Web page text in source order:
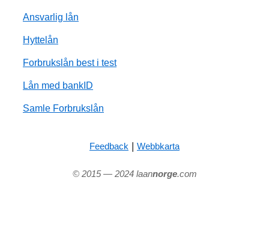
Ansvarlig lån
Hyttelån
Forbrukslån best i test
Lån med bankID
Samle Forbrukslån
Feedback | Webbkarta
© 2015 — 2024 laannorge.com